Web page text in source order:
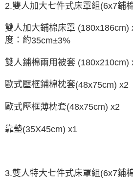
2.雙人加大七件式床罩組 (6x7鋪
雙人加大鋪棉床罩 (180x186cm)
度：約35cm±3%
雙人鋪棉兩用被套 (180x210cm)
歐式壓框鋪棉枕套(48x75cm) x2
歐式壓框薄枕套(48x75cm) x2
靠墊(35X45cm) x1
3.雙人特大七件式床罩組 (6x7鋪